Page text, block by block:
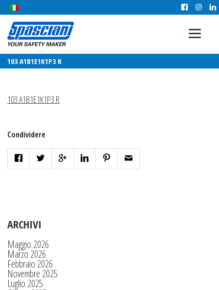
103 A1B1E1K1P3 R
103 A1B1E1K1P3 R
Condividere
ARCHIVI
Maggio 2026
Marzo 2026
Febbraio 2026
Novembre 2025
Luglio 2025